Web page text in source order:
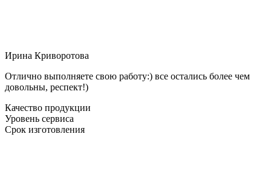
Ирина Криворотова
Отлично выполняете свою работу:) все остались более чем
довольны, респект!)
Качество продукции
Уровень сервиса
Срок изготовления